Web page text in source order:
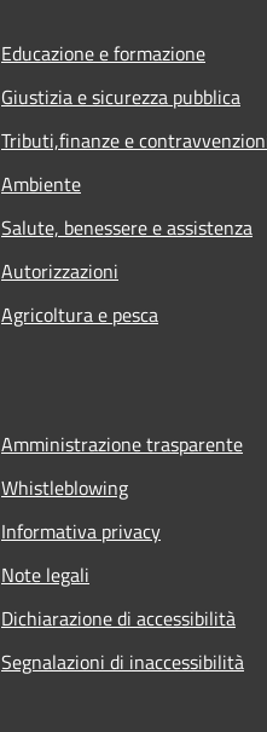
Educazione e formazione
Giustizia e sicurezza pubblica
Tributi,finanze e
Ambiente
Salute, benessere e assistenza
Autorizzazioni
Agricoltura e pesca
Amministrazione trasparente
Whistleblowing
Informativa privacy
Note legali
Dichiarazione di accessibilità
Segnalazioni di inaccessibilità